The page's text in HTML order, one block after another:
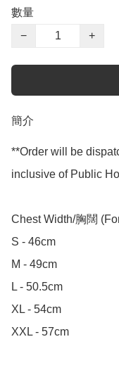
數量
−
+
簡介
**Order will be
inclusive of Public
Chest Width/胸闊
S - 46cm
M - 49cm
L - 50.5cm
XL - 54cm
XXL - 57cm